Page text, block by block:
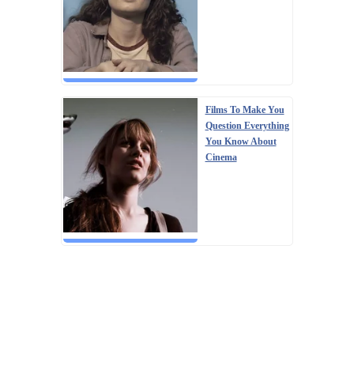
Films To Make You
Question Everything
You Know About
Cinema